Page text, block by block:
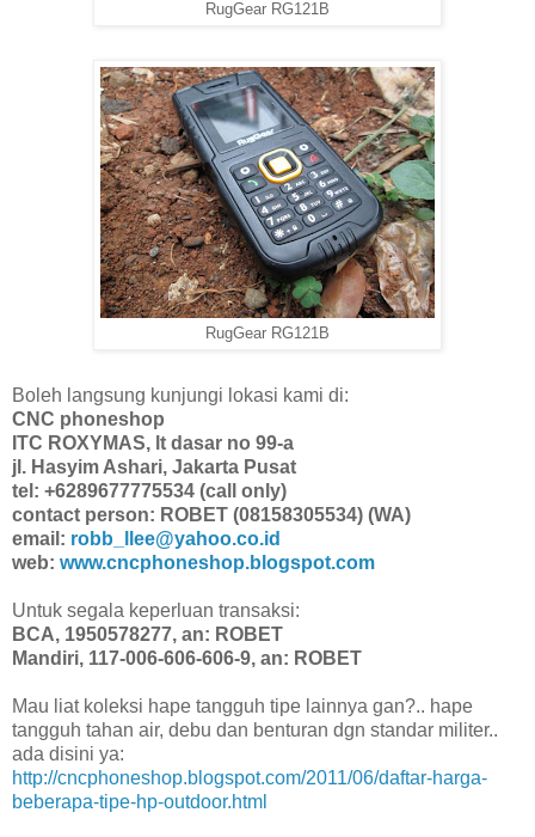
RugGear RG121B
RugGear RG121B
Boleh langsung kunjungi lokasi kami di:
CNC phoneshop
ITC ROXYMAS, lt dasar no 99-a
jl. Hasyim Ashari, Jakarta Pusat
tel: +6289677775534 (call only)
contact person: ROBET (08158305534) (WA)
email: robb_llee@yahoo.co.id
web: www.cncphoneshop.blogspot.com
Untuk segala keperluan transaksi:
BCA, 1950578277, an: ROBET
Mandiri, 117-006-606-606-9, an: ROBET
Mau liat koleksi hape tangguh tipe lainnya gan?.. hape
tangguh tahan air, debu dan benturan dgn standar militer..
ada disini ya:
http://cncphoneshop.blogspot.com/2011/06/daftar-harga-
beberapa-tipe-hp-outdoor.html